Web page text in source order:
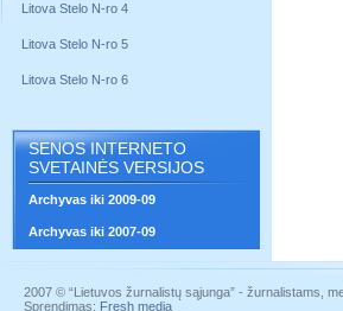
Litova Stelo N-ro 4
Litova Stelo N-ro 5
Litova Stelo N-ro 6
SENOS INTERNETO
SVETAINĖS VERSIJOS
Archyvas iki 2009-09
Archyvas iki 2007-09
2007 © “Lietuvos žurnalistų sąjunga” - žurnalistams,
Sprendimas: Fresh media